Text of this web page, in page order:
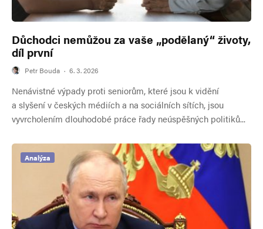
Důchodci nemůžou za vaše „podělaný“ životy,
díl první
Petr Bouda · 6. 3. 2026
Nenávistné výpady proti seniorům, které jsou k vidění
a slyšení v českých médiích a na sociálních sítích, jsou
vyvrcholením dlouhodobé práce řady neúspěšných politiků...
Analýza